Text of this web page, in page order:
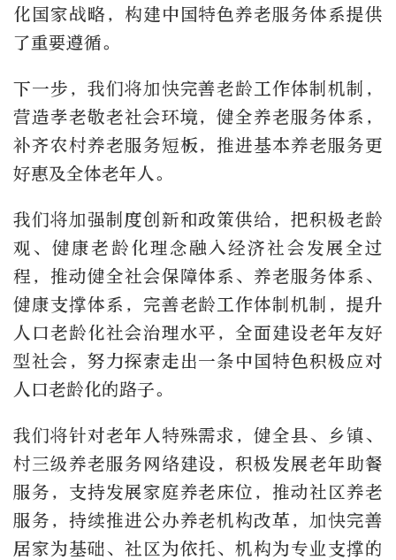
化国家战略，构建中国特色养老服务体系提供
了重要遵循。
下一步，我们将加快完善老龄工作体制机制，
营造孝老敬老社会环境，健全养老服务体系，
补齐农村养老服务短板，推进基本养老服务更
好惠及全体老年人。
我们将加强制度创新和政策供给，把积极老龄
观、健康老龄化理念融入经济社会发展全过
程，推动健全社会保障体系、养老服务体系、
健康支撑体系，完善老龄工作体制机制，提升
人口老龄化社会治理水平，全面建设老年友好
型社会，努力探索走出一条中国特色积极应对
人口老龄化的路子。
我们将针对老年人特殊需求，健全县、乡镇、
村三级养老服务网络建设，积极发展老年助餐
服务，支持发展家庭养老床位，推动社区养老
服务，持续推进公办养老机构改革，加快完善
居家为基础、社区为依托、机构为专业支撑的